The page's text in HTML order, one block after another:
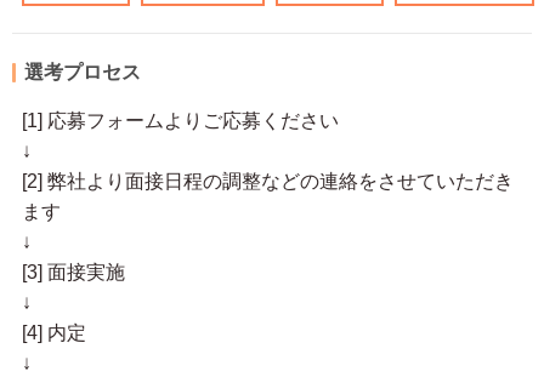
選考プロセス
[1] 応募フォームよりご応募ください
↓
[2] 弊社より面接日程の調整などの連絡をさせていただき
ます
↓
[3] 面接実施
↓
[4] 内定
↓